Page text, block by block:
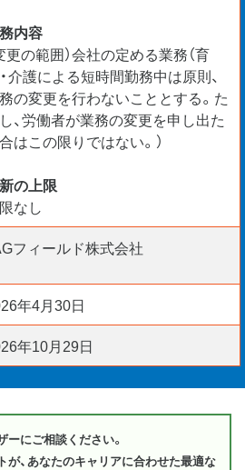
内容
更の範囲）会社の定める業務（育
介護による短時間勤務中は原則、
の変更を行わないこととする。た
、労働者が業務の変更を申し出た
はこの限りではない。）
の上限
なし
フィールド株式会社
年4月30日
年10月29日
にご相談ください。
が、あなたのキャリアに合わせた最適な